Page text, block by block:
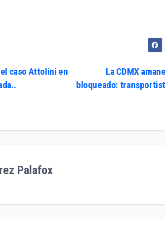
La CDMX
bloqueado:
caso Attolini en
Palafox